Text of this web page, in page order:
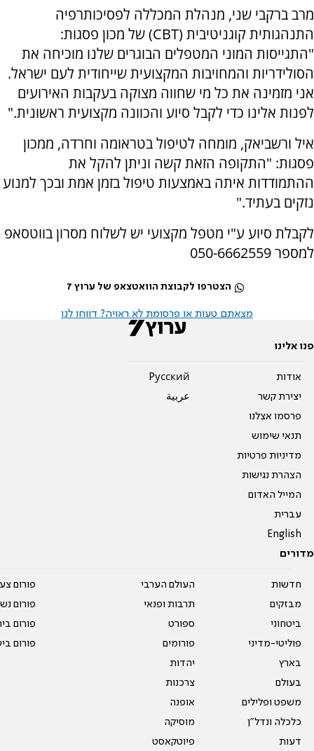
מרב ברקבי שני, מנהלת המכללה לפסיכותרפיה
התנהגותית קוגניטיבית (CBT) של מכון פסגות:
"התגייסות המוני המטפלים הבוגרים שלנו מוכיחה את
הסולידריות והמחויבות המקצועית שייחודית לעם ישראל.
אני מזמינה את כל מי שחווה מצוקה בעקבות האירועים
לפנות אלינו כדי לקבל סיוע והכוונה מקצועית ראשונית."
איל ורשביאק, מומחה לטיפול בטראומה וחרדה, ממכון
פסגות: "התקופה הזאת קשה וניתן להקל את
ההתמודדות איתה באמצעות טיפול בזמן אמת ובכך למנוע
נזקים בעתיד."
לקבלת סיוע ע"י מטפל מקצועי יש לשלוח מסרון בווטסאפ
למספר 050-6662559
הצטרפו לקבוצת הוואטצאפ של ערוץ 7
מצאתם טעות או פרסומת לא ראויה? דווחו לנו
פנו אלינו
אודות
יצירת קשר
פרסמו אצלנו
תנאי שימוש
מדיניות פרטיות
הצהרת נגישות
המייל האדום
עברית
English
Pусский
عربية
מדורים
חדשות
מבזקים
ביטחוני
פוליטי-מדיני
בארץ
בעולם
משפט ופלילים
כלכלה ונדל"ן
דעות
העולם הערבי
תרבות ופנאי
ספורט
פורומים
יהדות
צרכנות
אופנה
מוסיקה
פיוטקאסט
פורום
פורום
פורום
פורום